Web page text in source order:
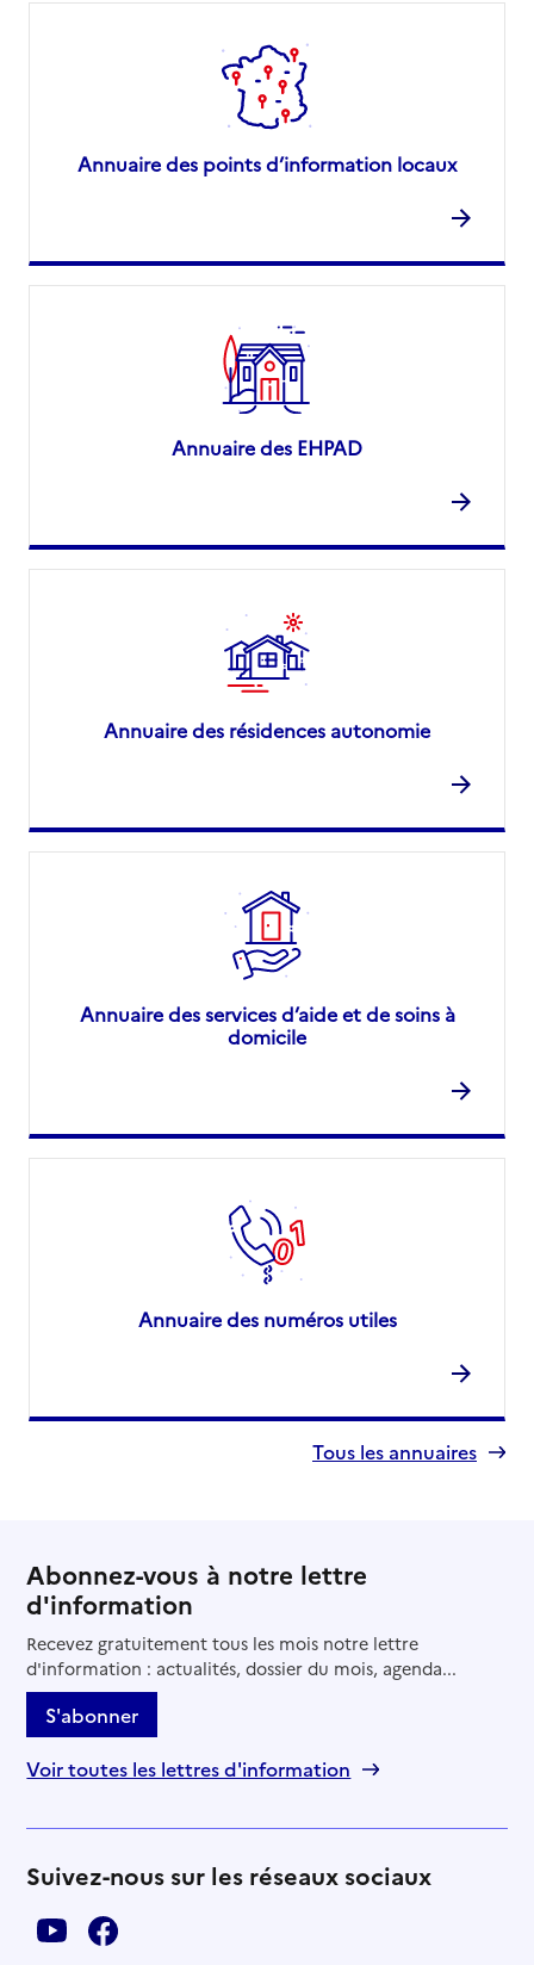
Annuaire des points d’information locaux
Annuaire des EHPAD
Annuaire des résidences autonomie
Annuaire des services d’aide et de soins à
domicile
Annuaire des numéros utiles
Tous les annuaires
Abonnez-vous à notre lettre
d'information
Recevez gratuitement tous les mois notre lettre
d'information : actualités, dossier du mois, agenda...
S'abonner
Voir toutes les lettres d'information
Suivez-nous sur les réseaux sociaux